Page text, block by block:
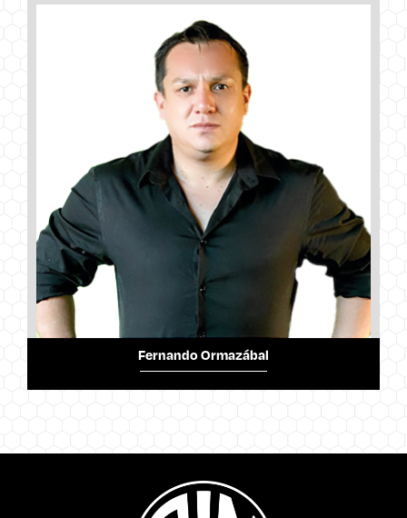
Fernando Ormazábal